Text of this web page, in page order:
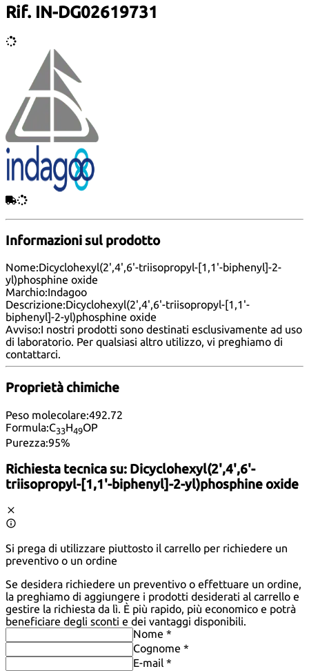
Rif. IN-DG02619731
Informazioni sul prodotto
Nome:Dicyclohexyl(2',4',6'-triisopropyl-[1,1'-biphenyl]-2-
yl)phosphine oxide
Marchio:Indagoo
Descrizione:Dicyclohexyl(2',4',6'-triisopropyl-[1,1'-
biphenyl]-2-yl)phosphine oxide
Avviso:I nostri prodotti sono destinati esclusivamente ad uso
di laboratorio. Per qualsiasi altro utilizzo, vi preghiamo di
contattarci.
Proprietà chimiche
Peso molecolare:492.72
Formula:C33H49OP
Purezza:95%
Richiesta tecnica su: Dicyclohexyl(2',4',6'-
triisopropyl-[1,1'-biphenyl]-2-yl)phosphine oxide
Si prega di utilizzare piuttosto il carrello per richiedere un
preventivo o un ordine
Se desidera richiedere un preventivo o effettuare un ordine,
la preghiamo di aggiungere i prodotti desiderati al carrello e
gestire la richiesta da lì. È più rapido, più economico e potrà
beneficiare degli sconti e dei vantaggi disponibili.
Nome *
Cognome *
E-mail *